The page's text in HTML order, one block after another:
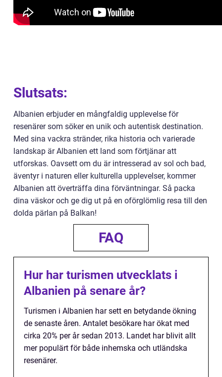
Slutsats:
Albanien erbjuder en mångfaldig upplevelse för
resenärer som söker en unik och autentisk destination.
Med sina vackra stränder, rika historia och varierade
landskap är Albanien ett land som förtjänar att
utforskas. Oavsett om du är intresserad av sol och bad,
äventyr i naturen eller kulturella upplevelser, kommer
Albanien att överträffa dina förväntningar. Så packa
dina väskor och ge dig ut på en oförglömlig resa till den
dolda pärlan på Balkan!
FAQ
Hur har turismen utvecklats i
Albanien på senare år?
Turismen i Albanien har sett en betydande ökning
de senaste åren. Antalet besökare har ökat med
cirka 20% per år sedan 2013. Landet har blivit allt
mer populärt för både inhemska och utländska
resenärer.